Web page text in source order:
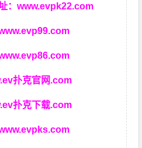
：www.evpk22.com
扑克官网.com
扑克下载.com